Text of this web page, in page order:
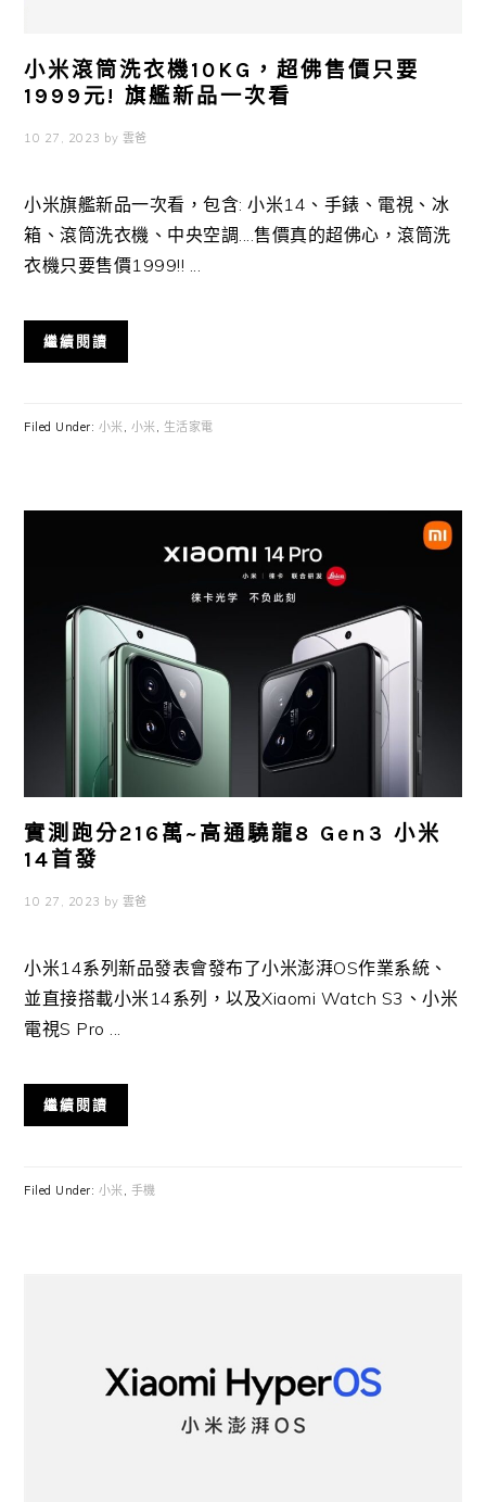
小米滾筒洗衣機10KG，超佛售價只要
1999元! 旗艦新品一次看
10 27, 2023 by 雲爸
小米旗艦新品一次看，包含: 小米14、手錶、電視、冰
箱、滾筒洗衣機、中央空調....售價真的超佛心，滾筒洗
衣機只要售價1999!! ...
繼續閱讀
Filed Under: 小米, 小米, 生活家電
實測跑分216萬~高通驍龍8 Gen3 小米
14首發
10 27, 2023 by 雲爸
小米14系列新品發表會發布了小米澎湃OS作業系統、
並直接搭載小米14系列，以及Xiaomi Watch S3、小米
電視S Pro ...
繼續閱讀
Filed Under: 小米 手機